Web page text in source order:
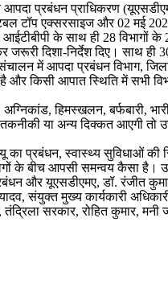
प्रबंधन प्राधिकरण
टॉप एक्सरसाइज और 02 मई
के साथ ही 28 विभागों के
दिशा-निर्देश दिए। साथ
में आपदा प्रबंधन विभाग,
है और किसी आपात स्थिति में
हिमस्खलन, बर्फबारी,
या अन्य दिक्कत आएगी तो
प्रबंधन, स्वास्थ्य सुविधाओं की
के बीच आपसी समन्वय कैसा
और यूएसडीएमए, डॉ. रंजीत
संयुक्त मुख्य कार्यकारी
सरकार, रोहित कुमार, मनी